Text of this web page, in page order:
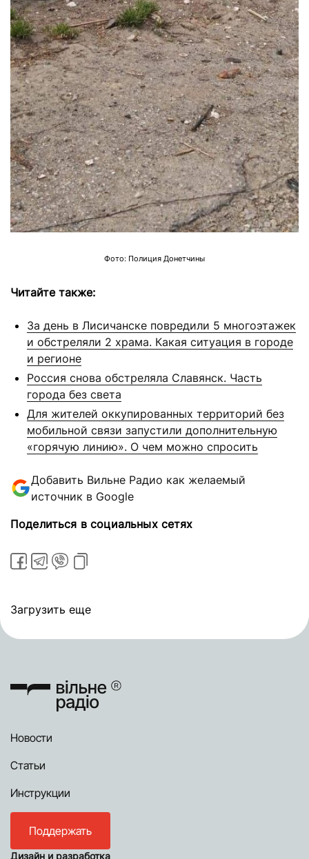
Фото: Полиция Донетчины
Читайте также:
За день в Лисичанске повредили 5 многоэтажек
и обстреляли 2 храма. Какая ситуация в городе
и регионе
Россия снова обстреляла Славянск. Часть
города без света
Для жителей оккупированных территорий без
мобильной связи запустили дополнительную
«горячую линию». О чем можно спросить
Добавить Вильне Радио как желаемый
источник в Google
Поделиться в социальных сетях
Загрузить еще
Новости
Статьи
Инструкции
Поддержать
Дизайн и разработка